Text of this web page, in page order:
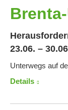
23.06. –
Unterwegs auf
Details